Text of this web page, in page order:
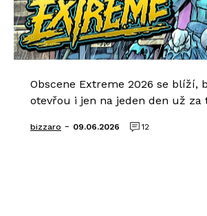
Obscene Extreme 2026 se blíží,
otevřou i jen na jeden den už za
bizzaro - 09.06.2026 12